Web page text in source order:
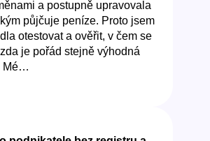
a postupně upravovala
půjčuje peníze. Proto jsem
otestovat a ověřit, v čem se
je pořád stejně výhodná
Mé…